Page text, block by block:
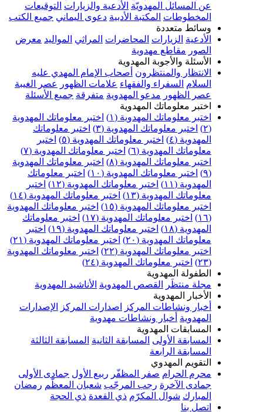
المسائل المهدويّة الأدعية والزيارات التوقيعات
المكتبة الأدبية دعوى اليماني جميع الكتب
متعددة
الزيارات المحاضرات المراثي المواليد معرض
مقاطع مهدوية
والأجوبة المهدوية
والمنتظرون أصحاب الإمام المهدي عليه
السفراء والفقهاء علامات الظهور عصر الغيبة
مدعو المهدوية متفرقة جميع الأسئلة
معلوماتك المهدوية
معلوماتك المهدوية (١)
اختبر معلوماتك المهدوية
اختبر معلوماتك المهدوية (٣)
اختبر معلوماتك
اختبر معلوماتك المهدوية (٥)
اختبر
المهدوية (٦)
اختبر معلوماتك المهدوية (٧)
معلوماتك المهدوية (٨)
اختبر معلوماتك المهدوية
اختبر معلوماتك المهدوية (١٠)
اختبر معلوماتك
اختبر معلوماتك المهدوية (١٢)
اختبر
المهدوية (١٣)
اختبر معلوماتك المهدوية (١٤)
معلوماتك المهدوية (١٥)
اختبر معلوماتك المهدوية
اختبر معلوماتك المهدوية (١٧)
اختبر معلوماتك
اختبر معلوماتك المهدوية (١٩)
اختبر
المهدوية (٢٠)
اختبر معلوماتك المهدوية (٢١)
معلوماتك المهدوية (٢٢)
اختبر معلوماتك المهدوية
اختبر معلوماتك المهدوية (٢٤)
المهدوية
منتظَر
القصص المهدوية الأناشيد المهدوية
المهدوية
ونشاطات المركز اصدارات المركز الإصدارات
أخبار ونشاطات مهدوية
المهدوية
الأولى المسابقة الثانية المسابقة الثالثة
الرابعة
المهدوي
الحرام
صفر المظفّر ربيع الأول جمادى الأولى
رجب المرجّب شعبان المعظّم رمضان
شوال المكرّم ذي القعدة ذي الحجة